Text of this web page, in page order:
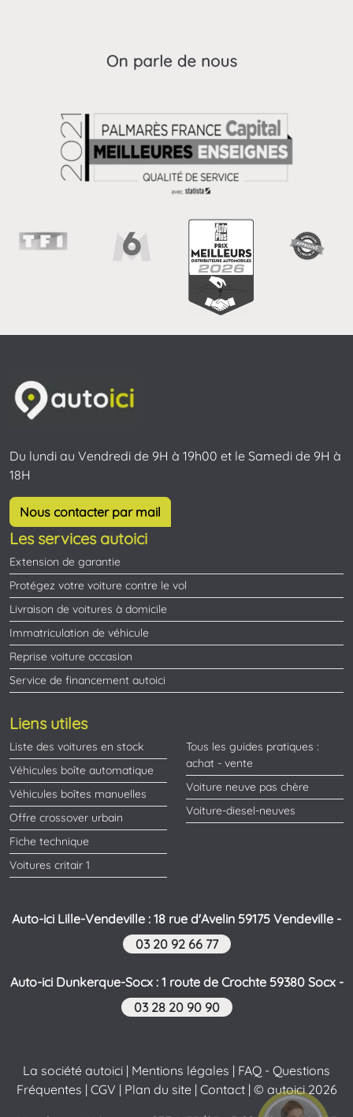
Du lundi au Vendredi de 9H à 19h00 et le Samedi de 9H à
18H
Nous contacter par mail
Les services autoici
Extension de garantie
Protégez votre voiture contre le vol
Livraison de voitures à domicile
Immatriculation de véhicule
Reprise voiture occasion
Service de financement autoici
Liens utiles
Liste des voitures en stock
Véhicules boîte automatique
Véhicules boîtes manuelles
Offre crossover urbain
Fiche technique
Voitures critair 1
Tous les guides pratiques :
achat - vente
Voiture neuve pas chère
Voiture-diesel-neuves
Auto-ici Lille-Vendeville : 18 rue d'Avelin 59175 Vendeville -
03 20 92 66 77
Auto-ici Dunkerque-Socx : 1 route de Crochte 59380 Socx -
03 28 20 90 90
La société autoici | Mentions légales | FAQ - Questions
Fréquentes | CGV | Plan du site| Contact| © autoici 2026